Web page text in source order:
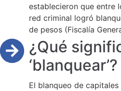
establecieron que entre
red criminal logró
de pesos (Fiscalía
¿Qué
‘blanquear’?
El blanqueo de